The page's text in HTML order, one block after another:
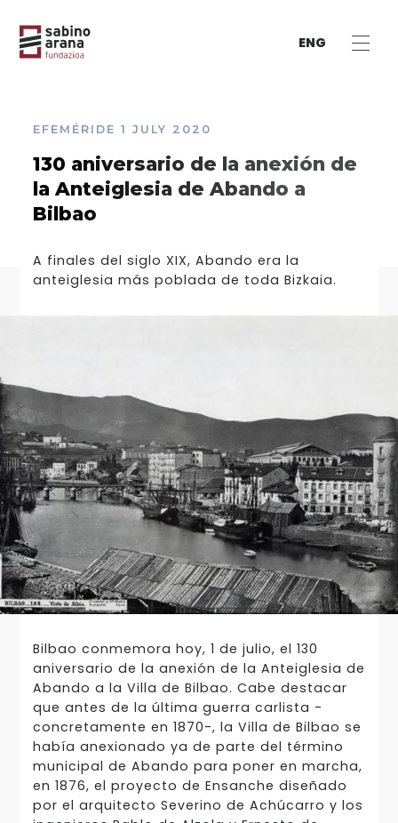
ENG
EFEMÉRIDE 1 JULY 2020
130 aniversario de la anexión de
la Anteiglesia de Abando a
Bilbao
A finales del siglo XIX, Abando era la
anteiglesia más poblada de toda Bizkaia.
Bilbao conmemora hoy, 1 de julio, el 130
aniversario de la anexión de la Anteiglesia de
Abando a la Villa de Bilbao. Cabe destacar
que antes de la última guerra carlista -
concretamente en 1870-, la Villa de Bilbao se
había anexionado ya de parte del término
municipal de Abando para poner en marcha,
en 1876, el proyecto de Ensanche diseñado
por el arquitecto Severino de Achúcarro y los